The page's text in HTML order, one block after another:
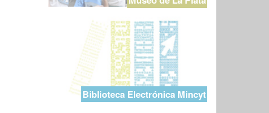
Biblioteca Electrónica Mincyt